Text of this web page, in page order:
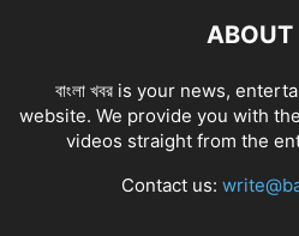
ABOUT
বাংলা খবর is your news,
website. We provide you with
videos straight from the
Contact us: